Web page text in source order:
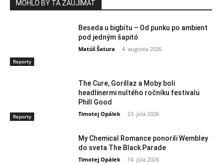
MOHLO BY ŤA ZAUJÍMAŤ
Reporty
Beseda u bigbítu – Od punku po ambient
pod jedným šapitó
Matúš Šatura - 4. augusta 2026
Reporty
The Cure, Gorillaz a Moby boli
headlinermi nultého ročníku festivalu
Phill Good
Timotej Opálek - 23. júla 2026
My Chemical Romance ponorili Wembley
do sveta The Black Parade
Timotej Opálek - 14. júla 2026